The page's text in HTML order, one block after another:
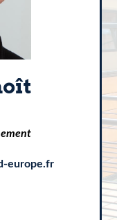
europe.fr